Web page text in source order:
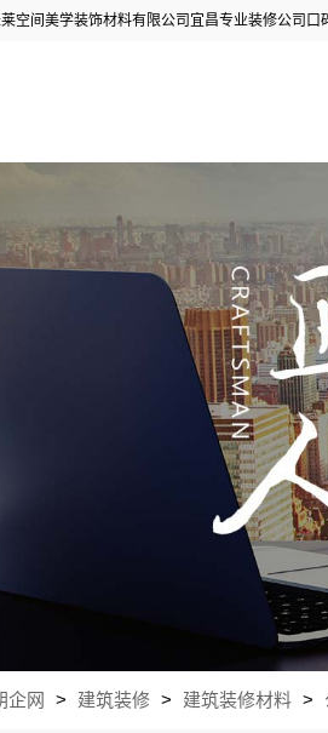
空间美学装饰材料有限公司宜昌专业装修公司口
企网 > 建筑装修 > 建筑装修材料 >